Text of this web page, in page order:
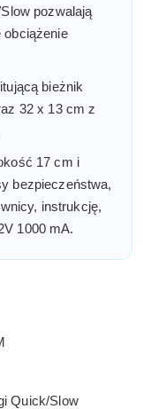
pozwalają
obciążenie
bieżnik
32 x 13 cm z
17 cm i
bezpieczeństwa,
instrukcję,
1000 mA.
Quick/Slow